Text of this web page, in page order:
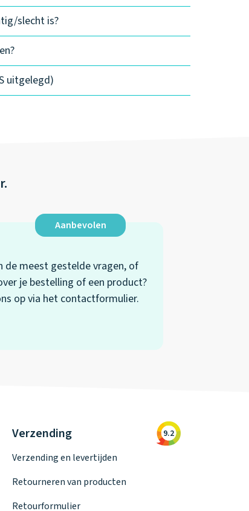
slecht is?
uitgelegd)
Aanbevolen
de meest gestelde vragen, of
je bestelling of een product?
op via het contactformulier.
Verzending
Verzending en levertijden
Retourneren van producten
Retourformulier
9.2